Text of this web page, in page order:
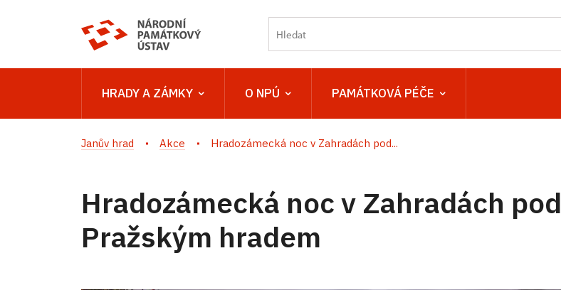
HRADY A ZÁMKY O NPÚ PAMÁTKOVÁ PÉČE
Janův hrad Akce Hradozámecká noc v Zahradách pod...
Hradozámecká noc v Zahradách pod
Pražským hradem